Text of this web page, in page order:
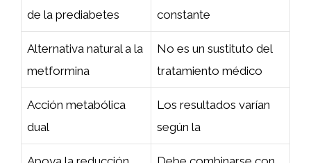
de la prediabetes
constante
Alternativa natural a la
metformina
No es un sustituto del
tratamiento médico
Acción metabólica
dual
Los resultados varían
según la